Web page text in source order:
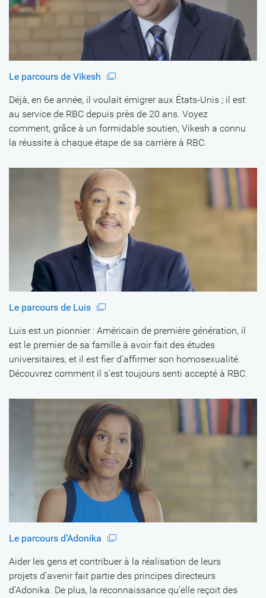
Le parcours de Vikesh
Déjà, en 6e année, il voulait émigrer aux États-Unis ; il est
au service de RBC depuis près de 20 ans. Voyez
comment, grâce à un formidable soutien, Vikesh a connu
la réussite à chaque étape de sa carrière à RBC.
Le parcours de Luis
Luis est un pionnier : Américain de première génération, il
est le premier de sa famille à avoir fait des études
universitaires, et il est fier d’affirmer son homosexualité.
Découvrez comment il s’est toujours senti accepté à RBC.
Le parcours d’Adonika
Aider les gens et contribuer à la réalisation de leurs
projets d’avenir fait partie des principes directeurs
d’Adonika. De plus, la reconnaissance qu’elle reçoit des